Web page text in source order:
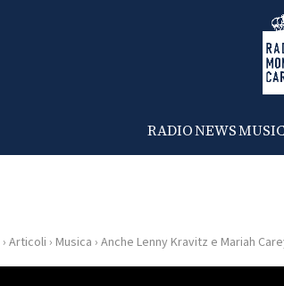
RADIONEWS
› Articoli › Musica › Anche Lenny Kravitz e Mariah